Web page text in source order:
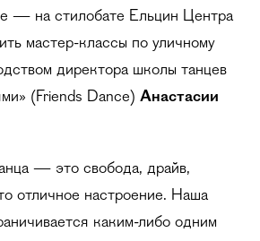
— на стилобате Ельцин Центра
мастер-классы по уличному
директора школы танцев
(Friends Dance) Анастасии
— это свобода, драйв,
отличное настроение. Наша
каким-либо одним